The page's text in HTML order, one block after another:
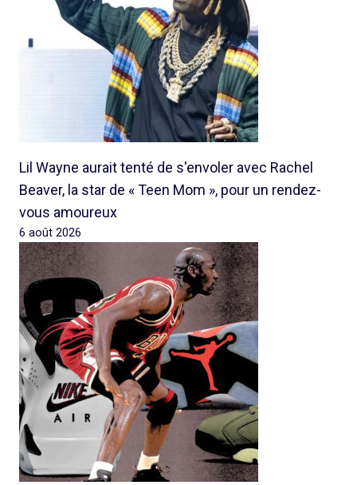
Lil Wayne aurait tenté de s'envoler avec Rachel
Beaver, la star de « Teen Mom », pour un rendez-
vous amoureux
6 août 2026